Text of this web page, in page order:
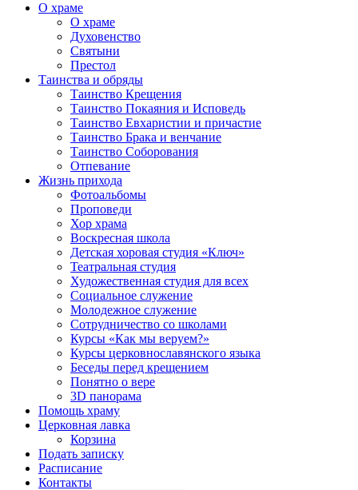
О храме
О храме
Духовенство
Святыни
Престол
Таинства и обряды
Таинство Крещения
Таинство Покаяния и Исповедь
Таинство Евхаристии и причастие
Таинство Брака и венчание
Таинство Соборования
Отпевание
Жизнь прихода
Фотоальбомы
Проповеди
Хор храма
Воскресная школа
Детская хоровая студия «Ключ»
Театральная студия
Х​удожественная студия для всех
Социальное служение
Молодежное служение
Сотрудничество со школами
Курсы «Как мы веруем?»
Курсы церковнославянского языка
Беседы перед крещением
Понятно о вере
3D панорама
Помощь храму
Церковная лавка
Корзина
Подать записку
Расписание
Контакты